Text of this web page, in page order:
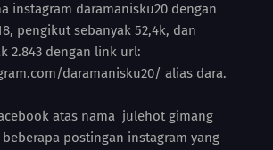
instagram daramanisku20 dengan
pengikut sebanyak 52,4k, dan
2.843 dengan link url:
daramanisku20/ alias dara.
atas nama julehot gimang
postingan instagram yang